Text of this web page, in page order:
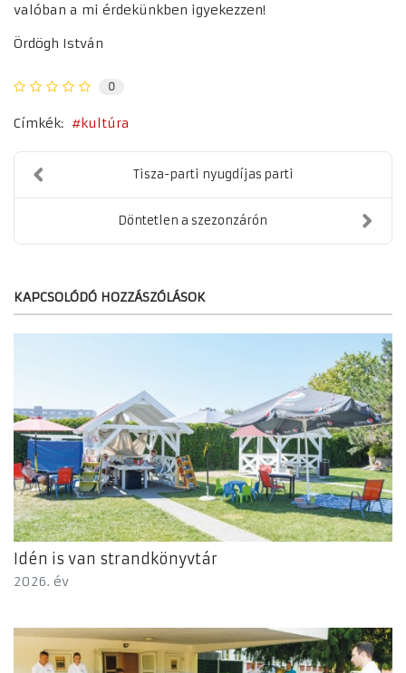
valóban a mi érdekünkben igyekezzen!
Ördögh István
0
Címkék: kultúra
Tisza-parti nyugdíjas parti
Döntetlen a szezonzárón
KAPCSOLÓDÓ HOZZÁSZÓLÁSOK
Idén is van strandkönyvtár
2026. év